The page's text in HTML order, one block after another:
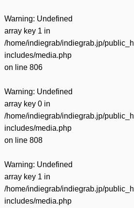
Warning: Undefined
array key 1 in
/home/indiegrab/indiegrab.jp/
includes/media.php
on line 806
Warning: Undefined
array key 0 in
/home/indiegrab/indiegrab.jp/
includes/media.php
on line 808
Warning: Undefined
array key 1 in
/home/indiegrab/indiegrab.jp/
includes/media.php